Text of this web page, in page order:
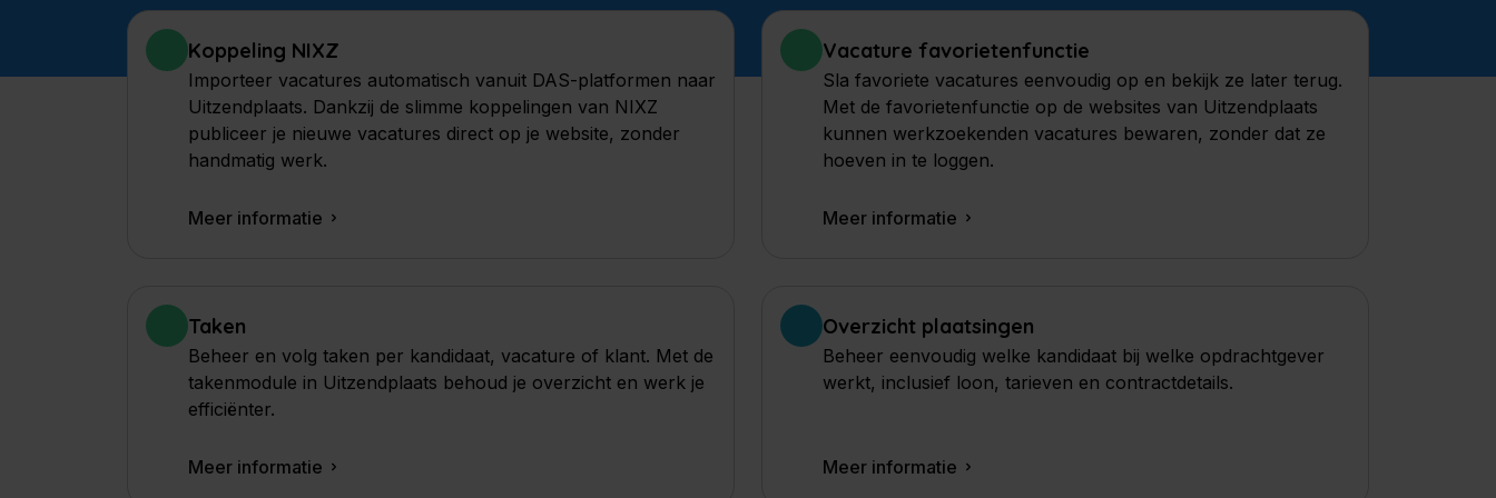
Recruiter App - planning
Plan diensten en werk binnen
Uitzendplaats ATS. Nodig in één keer
jouw medewerke
Functionaliteiten
Bekijk wat wij te bieden hebben....
Koppeling NIXZ
Importeer vacatures automatisch vanuit DAS-platformen naar
Uitzendplaats. Dankzij de slimme koppelingen van NIXZ
publiceer je nieuwe vacatures direct op je website, zonder
handmatig werk.
Meer informatie
Vacature favorietenfunctie
Sla favoriete vacatures eenvoudig op en bekijk ze later terug.
Met de favorietenfunctie op de websites van Uitzendplaats
kunnen werkzoekenden vacatures bewaren, zonder dat ze
hoeven in te loggen.
Meer informatie
Taken
Beheer en volg taken per kandidaat, vacature of klant. Met de
takenmodule in Uitzendplaats behoud je overzicht en werk je
efficiënter.
Meer informatie
Overzicht plaatsingen
Beheer eenvoudig welke kandidaat bij welke opdrachtgever
werkt, inclusief loon, tarieven en contractdetails.
Meer informatie